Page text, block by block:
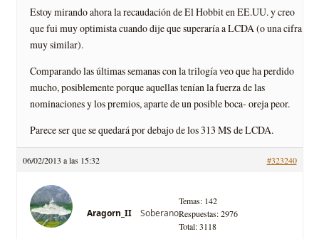
Estoy mirando ahora la recaudación de El Hobbit en EE.UU. y creo
que fui muy optimista cuando dije que superaría a LCDA (o una cifra
muy similar).
Comparando las últimas semanas con la trilogía veo que ha perdido
mucho, posiblemente porque aquellas tenían la fuerza de las
nominaciones y los premios, aparte de un posible boca- oreja peor.
Parece ser que se quedará por debajo de los 313 M$ de LCDA.
06/02/2013 a las 15:32 #323240
Aragorn_II Soberano
Temas: 142
Respuestas: 2976
Total: 3118